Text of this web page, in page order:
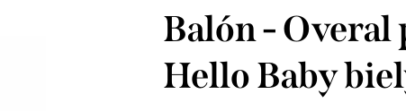
Balón - Overal
Hello Baby